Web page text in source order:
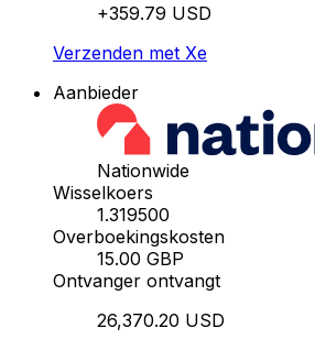
+359.79 USD
Verzenden met Xe
Aanbieder
Nationwide
Wisselkoers
1.319500
Overboekingskosten
15.00 GBP
Ontvanger ontvangt
26,370.20 USD